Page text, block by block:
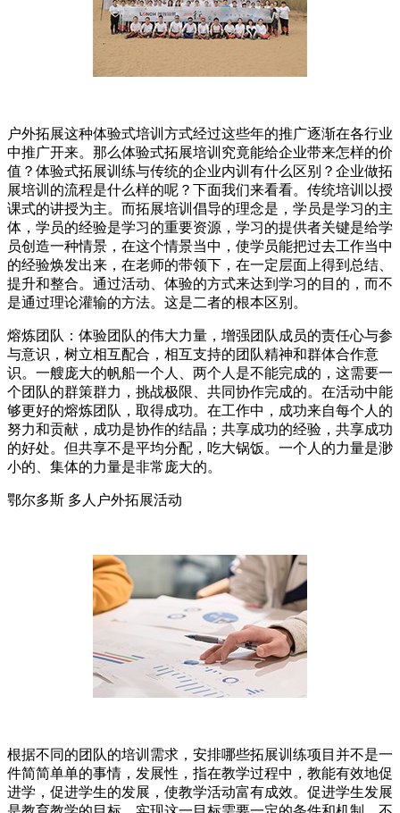
户外拓展这种体验式培训方式经过这些年的推广逐渐在各行业
中推广开来。那么体验式拓展培训究竟能给企业带来怎样的价
值？体验式拓展训练与传统的企业内训有什么区别？企业做拓
展培训的流程是什么样的呢？下面我们来看看。传统培训以授
课式的讲授为主。而拓展培训倡导的理念是，学员是学习的主
体，学员的经验是学习的重要资源，学习的提供者关键是给学
员创造一种情景，在这个情景当中，使学员能把过去工作当中
的经验焕发出来，在老师的带领下，在一定层面上得到总结、
提升和整合。通过活动、体验的方式来达到学习的目的，而不
是通过理论灌输的方法。这是二者的根本区别。
熔炼团队：体验团队的伟大力量，增强团队成员的责任心与参
与意识，树立相互配合，相互支持的团队精神和群体合作意
识。一艘庞大的帆船一个人、两个人是不能完成的，这需要一
个团队的群策群力，挑战极限、共同协作完成的。在活动中能
够更好的熔炼团队，取得成功。在工作中，成功来自每个人的
努力和贡献，成功是协作的结晶；共享成功的经验，共享成功
的好处。但共享不是平均分配，吃大锅饭。一个人的力量是渺
小的、集体的力量是非常庞大的。
鄂尔多斯 多人户外拓展活动
根据不同的团队的培训需求，安排哪些拓展训练项目并不是一
件简简单单的事情，发展性，指在教学过程中，教能有效地促
进学，促进学生的发展，使教学活动富有成效。促进学生发展